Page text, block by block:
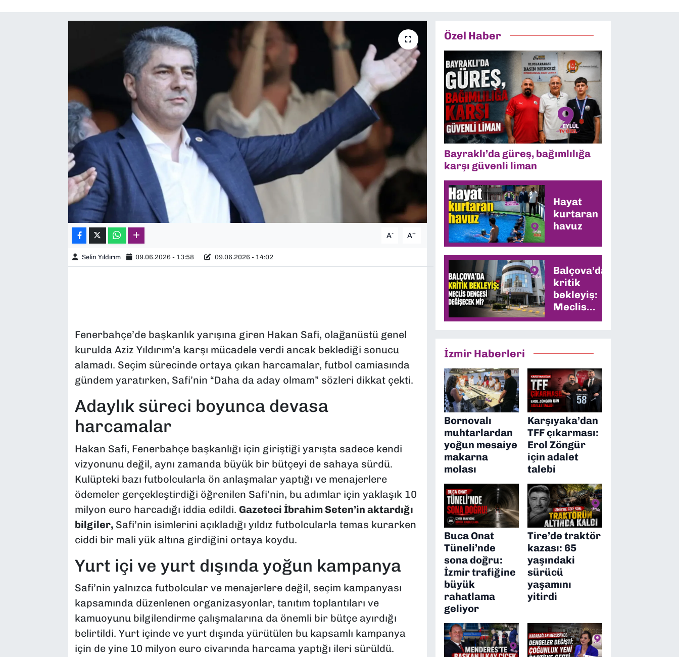
A- A+
Selin Yıldırım 09.06.2026 - 13:58 09.06.2026 - 14:02
Fenerbahçe’de başkanlık yarışına giren Hakan Safi, olağanüstü genel
kurulda Aziz Yıldırım’a karşı mücadele verdi ancak beklediği sonucu
alamadı. Seçim sürecinde ortaya çıkan harcamalar, futbol camiasında
gündem yaratırken, Safi’nin “Daha da aday olmam” sözleri dikkat çekti.
Adaylık süreci boyunca devasa
harcamalar
Hakan Safi, Fenerbahçe başkanlığı için giriştiği yarışta sadece kendi
vizyonunu değil, aynı zamanda büyük bir bütçeyi de sahaya sürdü.
Kulüpteki bazı futbolcularla ön anlaşmalar yaptığı ve menajerlere
ödemeler gerçekleştirdiği öğrenilen Safi’nin, bu adımlar için yaklaşık 10
milyon euro harcadığı iddia edildi. Gazeteci İbrahim Seten’in aktardığı
bilgiler,Safi’nin isimlerini açıkladığı yıldız futbolcularla temas kurarken
ciddi bir mali yük altına girdiğini ortaya koydu.
Yurt içi ve yurt dışında yoğun kampanya
Safi’nin yalnızca futbolcular ve menajerlere değil, seçim kampanyası
kapsamında düzenlenen organizasyonlar, tanıtım toplantıları ve
kamuoyunu bilgilendirme çalışmalarına da önemli bir bütçe ayırdığı
belirtildi. Yurt içinde ve yurt dışında yürütülen bu kapsamlı kampanya
için de yine 10 milyon euro civarında harcama yaptığı ileri sürüldü.
Özel Haber
Bayraklı’da güreş, bağımlılığa
karşı güvenli liman
Hayat
kurtaran
havuz
Balçova’da
kritik
bekleyiş:
Meclis
dengesi
İzmir Haberleri
Bornovalı
muhtarlardan
yoğun mesaiye
makarna
molası
Karşıyaka’dan
TFF çıkarması:
Erol Zöngür
için adalet
talebi
Buca Onat
Tüneli’nde
sona doğru:
İzmir trafiğine
büyük
rahatlama
geliyor
Tire’de traktör
kazası: 65
yaşındaki
sürücü
yaşamını
yitirdi
YEREL YÖNETİMLER